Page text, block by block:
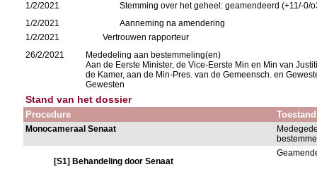
1/2/2021
Stemming over het geheel: geamendeerd (+11/-0/
1/2/2021
Aanneming na amendering
1/2/2021
Vertrouwen rapporteur
26/2/2021
Mededeling aan bestemmeling(en)
Aan de Eerste Minister, de Vice-Eerste Min en Min van
de Kamer, aan de Min-Pres. van de Gemeensch. en
Gewesten
Stand van het dossier
Procedure Toestand
Monocameraal Senaat
[S1] Behandeling door Senaat